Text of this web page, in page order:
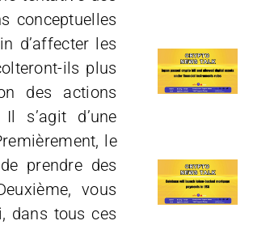
conceptuelles
d’affecter les
ils plus
des actions
s’agit d’une
le
prendre des
vous
dans tous ces